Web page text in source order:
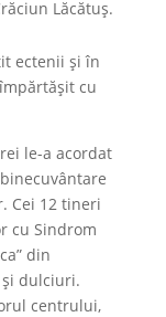
Lăcătuș.
ectenii și în
cu
le-a acordat
Cei 12 tineri
cu Sindrom
din
dulciuri.
centrului,